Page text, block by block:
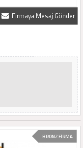
Firmaya Mesaj Gönder
BRONZ FİRMA